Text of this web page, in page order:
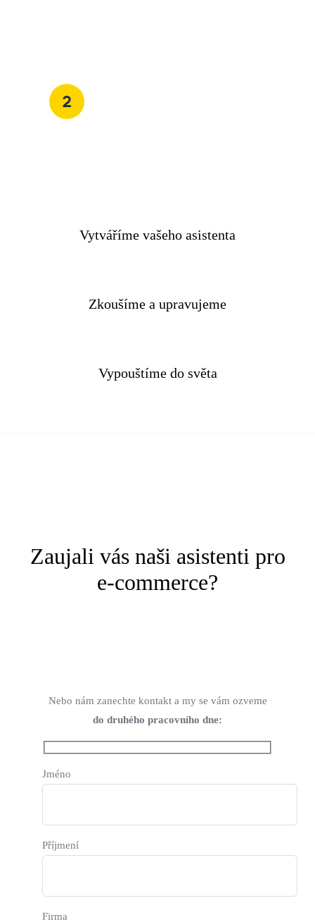
Vytváříme vašeho asistenta
Zkoušíme a upravujeme
Vypouštíme do světa
Zaujali vás naši asistenti pro
e-commerce?
Nebo nám zanechte kontakt a my se vám ozveme
do druhého pracovního dne:
Jméno
Příjmení
Firma